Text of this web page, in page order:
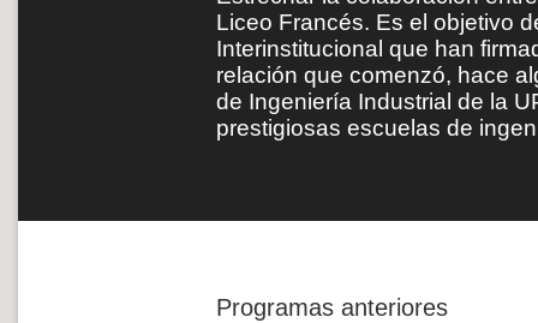
Liceo Francés. Es el objetivo
Interinstitucional que han
relación que comenzó, hace
de Ingeniería Industrial de la
prestigiosas escuelas de
Programas anteriores